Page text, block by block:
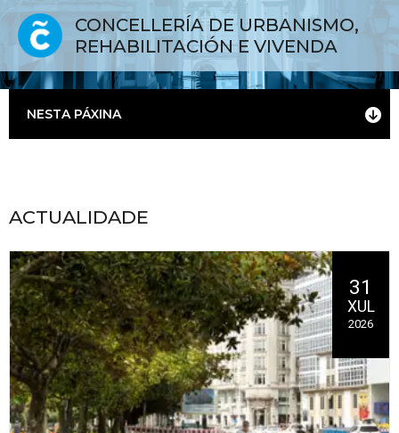
CONCELLERÍA DE URBANISMO,
REHABILITACIÓN E VIVENDA
NESTA PÁXINA
ACTUALIDADE
31
XUL
2026